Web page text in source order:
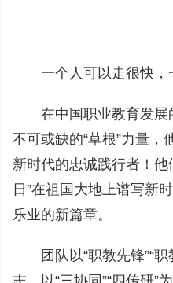
一个人可以走很快，
在中国职业教育发
不可或缺的“草根”力量，
新时代的忠诚践行者！他
日”在祖国大地上谱写新
乐业的新篇章。
团队以“职教先锋”“